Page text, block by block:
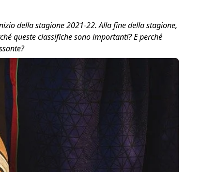
della stagione 2021-22. Alla fine della stagione,
queste classifiche sono importanti? E perché